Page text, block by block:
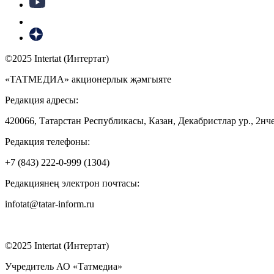
©2025 Intertat (Интертат)
«ТАТМЕДИА» акционерлык җәмгыяте
Редакция адресы:
420066, Татарстан Республикасы, Казан, Декабристлар ур.,
Редакция телефоны:
+7 (843) 222-0-999 (1304)
Редакциянең электрон почтасы:
infotat@tatar-inform.ru
©2025 Intertat (Интертат)
Учредитель АО «Татмедиа»